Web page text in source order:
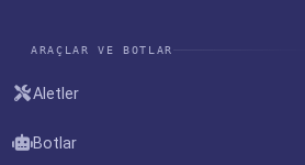
ARAÇLAR VE BOTLAR
Aletler
Botlar